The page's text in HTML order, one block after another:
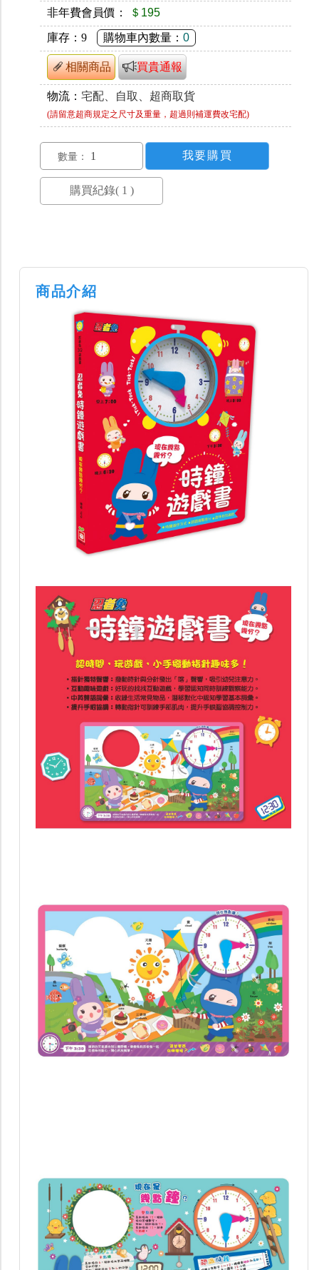
非年費會員價： ＄195
庫存： 9 購物車內數量： 0
相關商品 買貴通報
物流： 宅配、自取、超商取貨
(請留意超商規定之尺寸及重量，超過則補運費改宅配)
數量：
商品介紹